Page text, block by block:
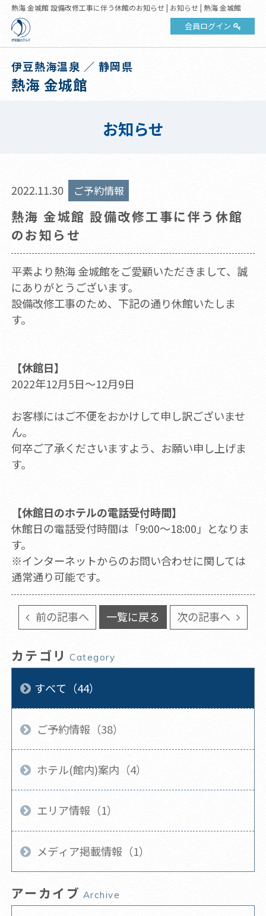
熱海 金城館 設備改修工事に伴う休館のお知らせ | お知らせ | 熱海 金城館
会員ログイン
伊豆熱海温泉 ／ 静岡県
熱海 金城館
お知らせ
2022.11.30 ご予約情報
熱海 金城館 設備改修工事に伴う休館
のお知らせ
平素より熱海 金城館をご愛顧いただきまして、誠
にありがとうございます。
設備改修工事のため、下記の通り休館いたしま
す。
【休館日】
2022年12月5日～12月9日
お客様にはご不便をおかけして申し訳ございませ
ん。
何卒ご了承くださいますよう、お願い申し上げま
す。
【休館日のホテルの電話受付時間】
休館日の電話受付時間は「9:00～18:00」となりま
す。
※インターネットからのお問い合わせに関しては
通常通り可能です。
前の記事へ 一覧に戻る 次の記事へ
カテゴリ Category
すべて（44）
ご予約情報（38）
ホテル(館内)案内（4）
エリア情報（1）
メディア掲載情報（1）
アーカイブ Archive